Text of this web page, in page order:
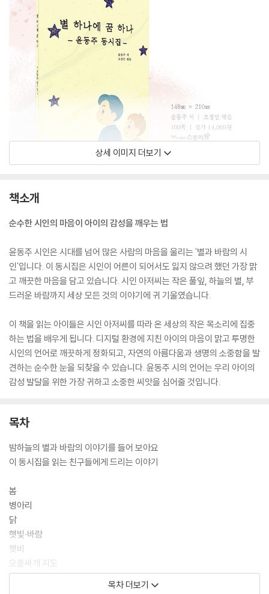
상세 이미지 더보기
책소개
순수한 시인의 마음이 아이의 감성을 깨우는 법
윤동주 시인은 시대를 넘어 많은 사람의 마음을 울리는 '별과 바람의 시
인'입니다. 이 동시집은 시인이 어른이 되어서도 잃지 않으려 했던 가장 맑
고 깨끗한 마음을 담고 있습니다. 시인 아저씨는 작은 풀잎, 하늘의 별, 부
드러운 바람까지 세상 모든 것의 이야기에 귀 기울였습니다.
이 책을 읽는 아이들은 시인 아저씨를 따라 온 세상의 작은 목소리에 집중
하는 법을 배우게 됩니다. 디지털 환경에 지친 아이의 마음이 맑고 투명한
시인의 언어로 깨끗하게 정화되고, 자연의 아름다움과 생명의 소중함을 발
견하는 순수한 눈을 되찾을 수 있습니다. 윤동주 시의 언어는 우리 아이의
감성 발달을 위한 가장 귀하고 소중한 씨앗을 심어줄 것입니다.
목차
밤하늘의 별과 바람의 이야기를 들어 보아요
이 동시집을 읽는 친구들에게 드리는 이야기
봄
병아리
닭
햇빛·바람
햇비
오줌싸개 지도
빗자루
목차 더보기